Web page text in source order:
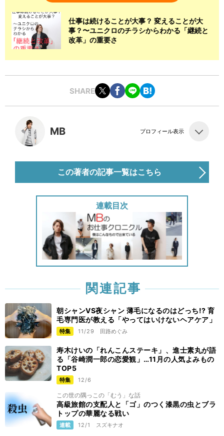
仕事は続けることが大事？ 変えることが大
事？〜ユニクロのチラシからわかる「継続と
改革」の重要さ
SHARE
MB プロフィール表示
この著者の記事一覧はこちら
連載目次
関連記事
朝シャンVS夜シャン 薄毛になるのはどっち!? 育
毛専門医が教える「やってはいけないヘアケア」
特集 11/29 田路めぐみ
寿木けいの「れんこんステーキ」、進士素丸が語
る「谷崎潤一郎の恋愛観」…11月の人気よみもの
TOP5
特集 12/6
この世の隅っこの「むう」な話
高級旅館の支配人と「ゴ」のつく漆黒の虫とブラ
トップの華麗なる戦い
連載 12/1 スズキナオ